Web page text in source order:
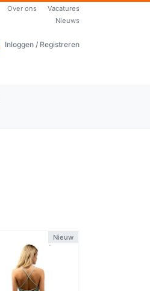
Over ons
Vacatures
Nieuws
Inloggen / Registreren
Nieuw